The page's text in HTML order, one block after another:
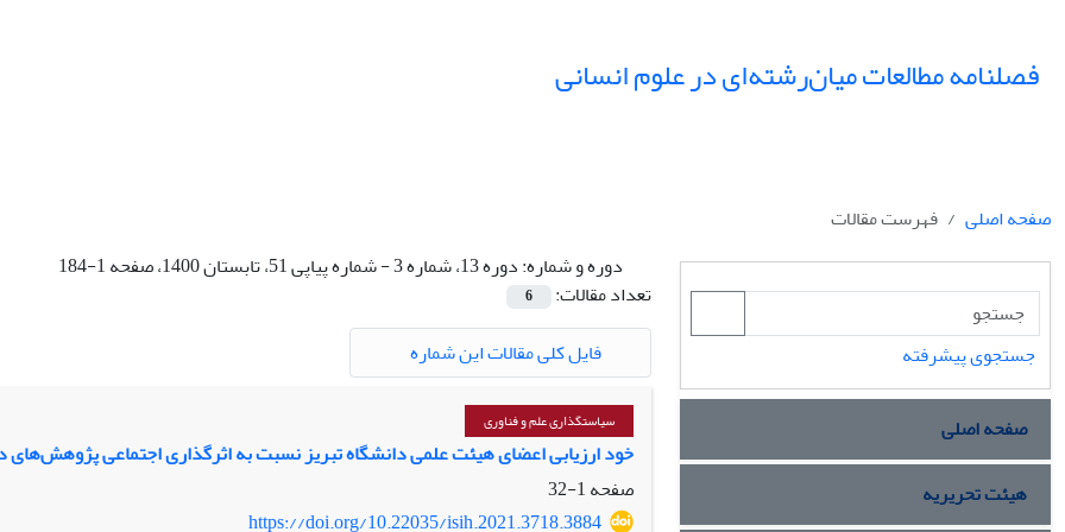
فصلنامه مطالعات میان‌رشته‌ای در علوم انسانی
صفحه اصلی
فهرست مقالات
دوره و شماره:دوره 13، شماره 3 - شماره پیاپی 51، تابستان 1400، صفحه 1-184
تعداد مقالات:
6
فایل کلی مقالات این شماره
سیاستگذاری علم و فناوری
خود ارزیابی اعضای هیئت علمی دانشگاه تبریز نسبت به اثرگذاری اجتماعی
صفحه1-32
https://doi.org/10.22035/isih.2021.3718.3884
جستجوی پیشرفته
صفحه اصلی
هیئت تحریریه